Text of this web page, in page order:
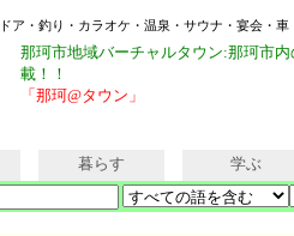
ア・釣り・カラオケ・温泉・サウナ・宴会・
那珂市地域バーチャルタウン:那珂市
載！！
「那珂@タウン」
暮らす 学ぶ